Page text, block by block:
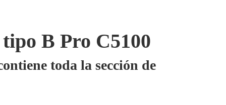
B Pro C5100
toda la sección de